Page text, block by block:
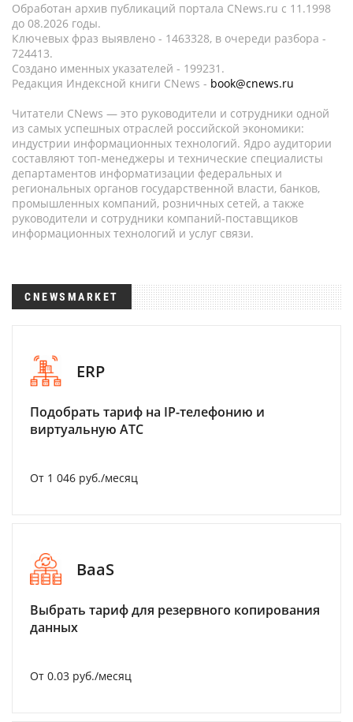
Обработан архив публикаций портала CNews.ru c 11.1998
до 08.2026 годы.
Ключевых фраз выявлено - 1463328, в очереди разбора -
724413.
Создано именных указателей - 199231.
Редакция Индексной книги CNews - book@cnews.ru
Читатели CNews — это руководители и сотрудники одной
из самых успешных отраслей российской экономики:
индустрии информационных технологий. Ядро аудитории
составляют топ-менеджеры и технические специалисты
департаментов информатизации федеральных и
региональных органов государственной власти, банков,
промышленных компаний, розничных сетей, а также
руководители и сотрудники компаний-поставщиков
информационных технологий и услуг связи.
CNEWSMARKET
ERP
Подобрать тариф на IP-телефонию и
виртуальную АТС
От 1 046 руб./месяц
BaaS
Выбрать тариф для резервного копирования
данных
От 0.03 руб./месяц